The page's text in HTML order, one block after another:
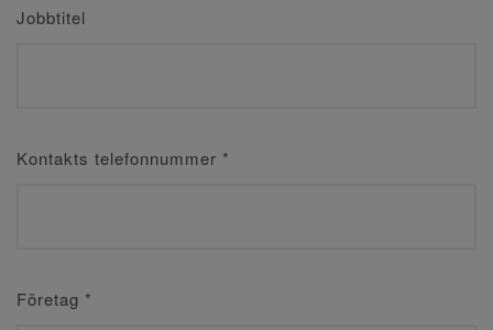
Jobbtitel
Kontakts telefonnummer *
Företag *